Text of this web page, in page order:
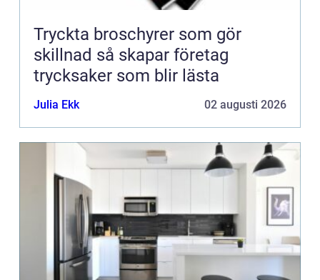
Tryckta broschyrer som gör
skillnad så skapar företag
trycksaker som blir lästa
Julia Ekk 02 augusti 2026